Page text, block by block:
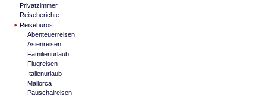
Privatzimmer
Reiseberichte
Reisebüros
Abenteuerreisen
Asienreisen
Familienurlaub
Flugreisen
Italienurlaub
Mallorca
Pauschalreisen